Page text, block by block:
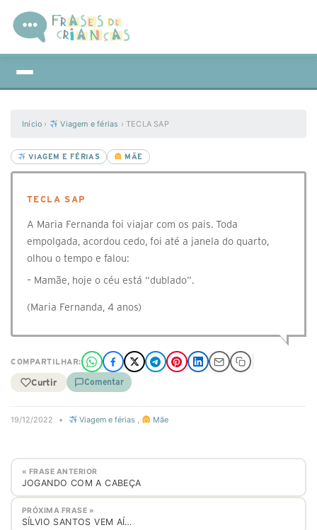
Início › Viagem e férias › TECLA SAP
VIAGEM E FÉRIAS MÃE
TECLA SAP
A Maria Fernanda foi viajar com os pais. Toda
empolgada, acordou cedo, foi até a janela do quarto,
olhou o tempo e falou:
– Mamãe, hoje o céu está “dublado”.
(Maria Fernanda, 4 anos)
COMPARTILHAR:
Curtir Comentar
19/12/2022 • Viagem e férias , Mãe
« FRASE ANTERIOR
JOGANDO COM A CABEÇA
PRÓXIMA FRASE »
SÍLVIO SANTOS VEM AÍ…